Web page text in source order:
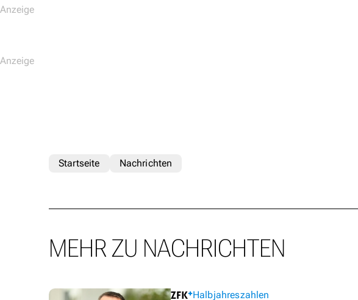
Startseite Nachrichten
MEHR ZU NACHRICHTEN
Halbjahreszahlen